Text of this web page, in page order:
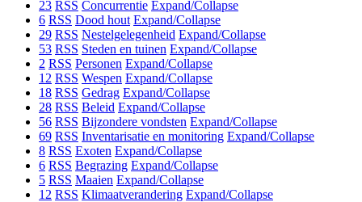
23 RSS Concurrentie Expand/Collapse
6 RSS Dood hout Expand/Collapse
29 RSS Nestelgelegenheid Expand/Collapse
53 RSS Steden en tuinen Expand/Collapse
2 RSS Personen Expand/Collapse
12 RSS Wespen Expand/Collapse
18 RSS Gedrag Expand/Collapse
28 RSS Beleid Expand/Collapse
56 RSS Bijzondere vondsten Expand/Collapse
69 RSS Inventarisatie en monitoring Expand/Collapse
8 RSS Exoten Expand/Collapse
6 RSS Begrazing Expand/Collapse
5 RSS Maaien Expand/Collapse
12 RSS Klimaatverandering Expand/Collapse